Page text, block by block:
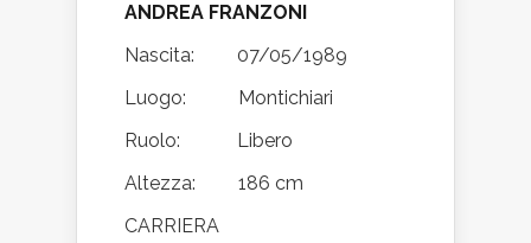
ANDREA FRANZONI
Nascita: 07/05/1989
Luogo: Montichiari
Ruolo: Libero
Altezza: 186 cm
CARRIERA